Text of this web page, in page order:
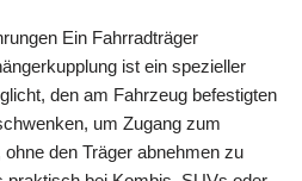
Ein Fahrradträger
ist ein spezieller
den am Fahrzeug befestigten
um Zugang zum
den Träger abnehmen zu